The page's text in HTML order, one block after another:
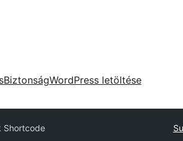
BiztonságWordPress letöltése
Shortcode